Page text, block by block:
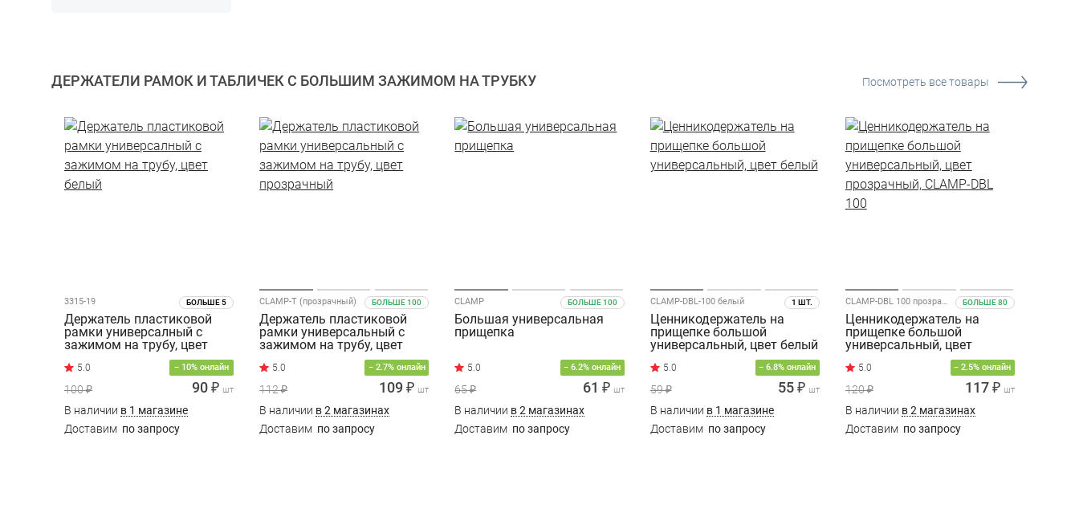
ДЕРЖАТЕЛИ РАМОК И ТАБЛИЧЕК С БОЛЬШИМ ЗАЖИМОМ НА ТРУБКУ Посмотреть все товары
БОЛЬШЕ 5
3315-19
Держатель пластиковой
рамки универсалный с
зажимом на трубу, цвет
− 10% онлайн
100 ₽ 90 ₽ шт
В наличии в 1 магазине
Доставим по запросу
БОЛЬШЕ 100
CLAMP-T (прозрачный)
Держатель пластиковой
рамки универсальный с
зажимом на трубу, цвет
5.0 − 2.7% онлайн
112 ₽ 109 ₽ шт
В наличии в 2 магазинах
Доставим по запросу
БОЛЬШЕ 100
CLAMP
Большая универсальная
прищепка
− 6.2% онлайн
65 ₽ 61 ₽ шт
В наличии в 2 магазинах
Доставим по запросу
1 ШТ.
CLAMP-DBL-100 белый
Ценникодержатель на
прищепке большой
универсальный, цвет белый
− 6.8% онлайн
59 ₽ 55 ₽ шт
В наличии в 1 магазине
Доставим по запросу
БОЛЬШЕ 80
CLAMP-DBL 100 прозрачный
Ценникодержатель на
прищепке большой
универсальный, цвет
прозрачный, CLAMP-DBL
100
− 2.5% онлайн
120 ₽ 117 ₽ шт
В наличии в 2 магазинах
Доставим по запросу